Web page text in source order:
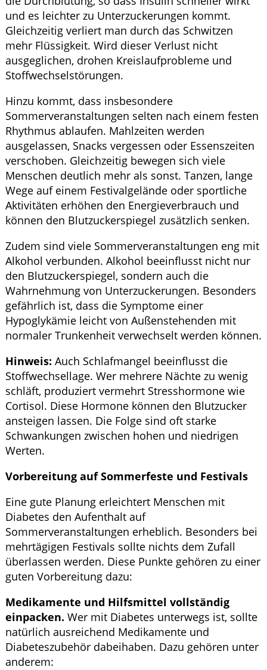
und es leichter zu Unterzuckerungen kommt.
Gleichzeitig verliert man durch das Schwitzen
mehr Flüssigkeit. Wird dieser Verlust nicht
ausgeglichen, drohen Kreislaufprobleme und
Stoffwechselstörungen.
Hinzu kommt, dass insbesondere
Sommerveranstaltungen selten nach einem festen
Rhythmus ablaufen. Mahlzeiten werden
ausgelassen, Snacks vergessen oder Essenszeiten
verschoben. Gleichzeitig bewegen sich viele
Menschen deutlich mehr als sonst. Tanzen, lange
Wege auf einem Festivalgelände oder sportliche
Aktivitäten erhöhen den Energieverbrauch und
können den Blutzuckerspiegel zusätzlich senken.
Zudem sind viele Sommerveranstaltungen eng mit
Alkohol verbunden. Alkohol beeinflusst nicht nur
den Blutzuckerspiegel, sondern auch die
Wahrnehmung von Unterzuckerungen. Besonders
gefährlich ist, dass die Symptome einer
Hypoglykämie leicht von Außenstehenden mit
normaler Trunkenheit verwechselt werden können.
Hinweis: Auch Schlafmangel beeinflusst die
Stoffwechsellage. Wer mehrere Nächte zu wenig
schläft, produziert vermehrt Stresshormone wie
Cortisol. Diese Hormone können den Blutzucker
ansteigen lassen. Die Folge sind oft starke
Schwankungen zwischen hohen und niedrigen
Werten.
Vorbereitung auf Sommerfeste und Festivals
Eine gute Planung erleichtert Menschen mit
Diabetes den Aufenthalt auf
Sommerveranstaltungen erheblich. Besonders bei
mehrtägigen Festivals sollte nichts dem Zufall
überlassen werden. Diese Punkte gehören zu einer
guten Vorbereitung dazu:
Medikamente und Hilfsmittel vollständig
einpacken. Wer mit Diabetes unterwegs ist, sollte
natürlich ausreichend Medikamente und
Diabeteszubehör dabeihaben. Dazu gehören unter
anderem: